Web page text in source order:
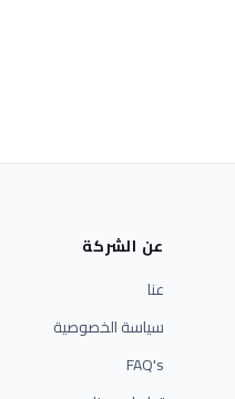
عن الشركة
عنا
سياسة الخصوصية
FAQ's